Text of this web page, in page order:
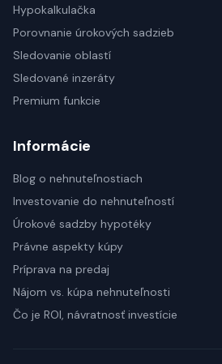
Hypokalkulačka
Porovnanie úrokových sadzieb
Sledovanie oblastí
Sledované inzeráty
Premium funkcie
Informácie
Blog o nehnuteľnostiach
Investovanie do nehnuteľností
Úrokové sadzby hypotéky
Právne aspekty kúpy
Príprava na predaj
Nájom vs. kúpa nehnuteľnosti
Čo je ROI, návratnosť investície